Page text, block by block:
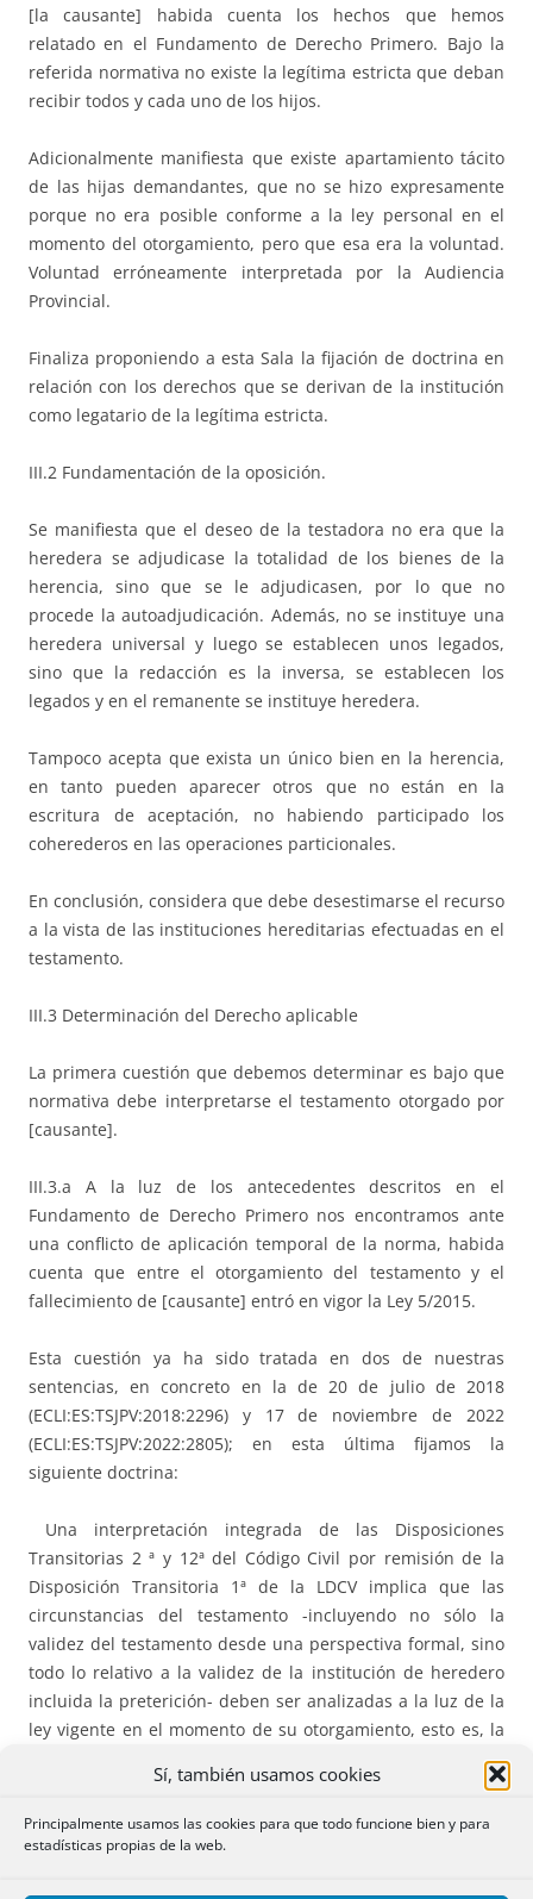
Sí, también usamos cookies
Principalmente usamos las cookies para que todo funcione bien y para
estadísticas propias de la web.
[la causante] habida cuenta los hechos que hemos
relatado en el Fundamento de Derecho Primero. Bajo la
referida normativa no existe la legítima estricta que deban
recibir todos y cada uno de los hijos.
Adicionalmente manifiesta que existe apartamiento tácito
de las hijas demandantes, que no se hizo expresamente
porque no era posible conforme a la ley personal en el
momento del otorgamiento, pero que esa era la voluntad.
Voluntad erróneamente interpretada por la Audiencia
Provincial.
Finaliza proponiendo a esta Sala la fijación de doctrina en
relación con los derechos que se derivan de la institución
como legatario de la legítima estricta.
III.2 Fundamentación de la oposición.
Se manifiesta que el deseo de la testadora no era que la
heredera se adjudicase la totalidad de los bienes de la
herencia, sino que se le adjudicasen, por lo que no
procede la autoadjudicación. Además, no se instituye una
heredera universal y luego se establecen unos legados,
sino que la redacción es la inversa, se establecen los
legados y en el remanente se instituye heredera.
Tampoco acepta que exista un único bien en la herencia,
en tanto pueden aparecer otros que no están en la
escritura de aceptación, no habiendo participado los
coherederos en las operaciones particionales.
En conclusión, considera que debe desestimarse el recurso
a la vista de las instituciones hereditarias efectuadas en el
testamento.
III.3 Determinación del Derecho aplicable
La primera cuestión que debemos determinar es bajo que
normativa debe interpretarse el testamento otorgado por
[causante].
III.3.a A la luz de los antecedentes descritos en el
Fundamento de Derecho Primero nos encontramos ante
una conflicto de aplicación temporal de la norma, habida
cuenta que entre el otorgamiento del testamento y el
fallecimiento de [causante] entró en vigor la Ley 5/2015.
Esta cuestión ya ha sido tratada en dos de nuestras
sentencias, en concreto en la de 20 de julio de 2018
(ECLI:ES:TSJPV:2018:2296) y 17 de noviembre de 2022
(ECLI:ES:TSJPV:2022:2805); en esta última fijamos la
siguiente doctrina:
Una interpretación integrada de las Disposiciones
Transitorias 2 ª y 12ª del Código Civil por remisión de la
Disposición Transitoria 1ª de la LDCV implica que las
circunstancias del testamento -incluyendo no sólo la
validez del testamento desde una perspectiva formal, sino
todo lo relativo a la validez de la institución de heredero
incluida la preterición- deben ser analizadas a la luz de la
ley vigente en el momento de su otorgamiento, esto es, la
Ley 3/1992, salvo en lo que a las legítimas -y el reparto y
adjudicación de la herencia se refiere-, en que será de
aplicación la LDCV, vigente en el momento del fallecimiento
del causante.